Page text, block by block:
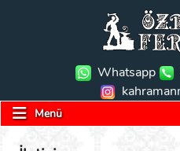
Whatsapp
Menü